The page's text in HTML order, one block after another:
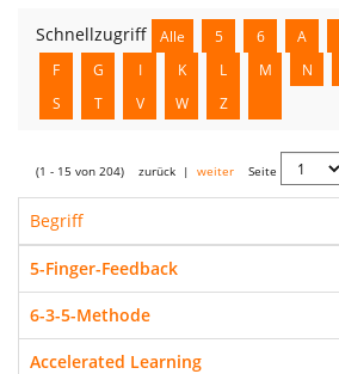
Schnellzugriff Alle 5 6 A
F
G I K L M N
S
T V W Z
(1 - 15 von 204) zurück | weiter Seite
Begriff
5-Finger-Feedback
6-3-5-Methode
Accelerated Learning